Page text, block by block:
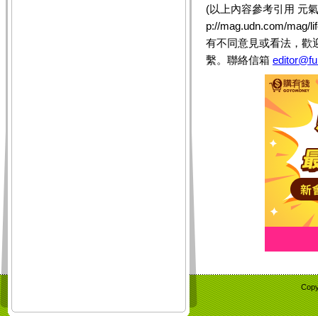
(以上內容參考引用 元
p://mag.udn.com/mag/
有不同意見或看法，歡
繫。聯絡信箱